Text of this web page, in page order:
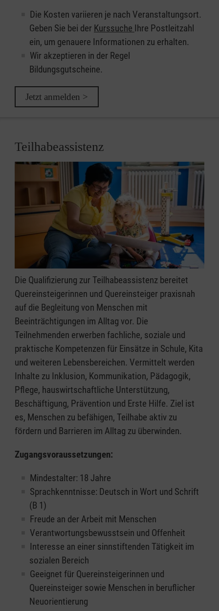
Die Kosten variieren je nach Veranstaltungsort.
Geben Sie bei der Kurssuche Ihre Postleitzahl
ein, um genauere Informationen zu erhalten.
Wir akzeptieren in der Regel
Bildungsgutscheine.
Jetzt anmelden >
Teilhabeassistenz
Die Qualifizierung zur Teilhabeassistenz bereitet
Quereinsteigerinnen und Quereinsteiger praxisnah
auf die Begleitung von Menschen mit
Beeinträchtigungen im Alltag vor. Die
Teilnehmenden erwerben fachliche, soziale und
praktische Kompetenzen für Einsätze in Schule, Kita
und weiteren Lebensbereichen. Vermittelt werden
Inhalte zu Inklusion, Kommunikation, Pädagogik,
Pflege, hauswirtschaftliche Unterstützung,
Beschäftigung, Prävention und Erste Hilfe. Ziel ist
es, Menschen zu befähigen, Teilhabe aktiv zu
fördern und Barrieren im Alltag zu überwinden.
Zugangsvoraussetzungen:
Mindestalter: 18 Jahre
Sprachkenntnisse: Deutsch in Wort und Schrift
(B 1)
Freude an der Arbeit mit Menschen
Verantwortungsbewusstsein und Offenheit
Interesse an einer sinnstiftenden Tätigkeit im
sozialen Bereich
Geeignet für Quereinsteigerinnen und
Quereinsteiger sowie Menschen in beruflicher
Neuorientierung